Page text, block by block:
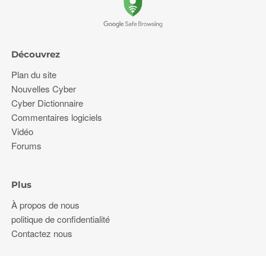
Découvrez
Plan du site
Nouvelles Cyber
Cyber Dictionnaire
Commentaires logiciels
Vidéo
Forums
Plus
À propos de nous
politique de confidentialité
Contactez nous